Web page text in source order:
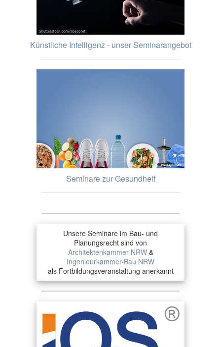
Künstliche Intelligenz - unser Seminarangebot
Seminare zur Gesundheit
Unsere Seminare im Bau- und
Planungsrecht sind von
Architektenkammer NRW&
Ingenieurkammer-Bau NRW
als Fortbildungsveranstaltung anerkannt